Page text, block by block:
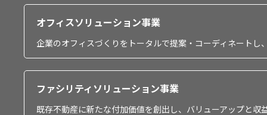
オフィスソリューション事業
企業のオフィスづくりをトータルで提案・コーディネート
ファシリティソリューション事業
既存不動産に新たな付加価値を創出し、バリューアップと収